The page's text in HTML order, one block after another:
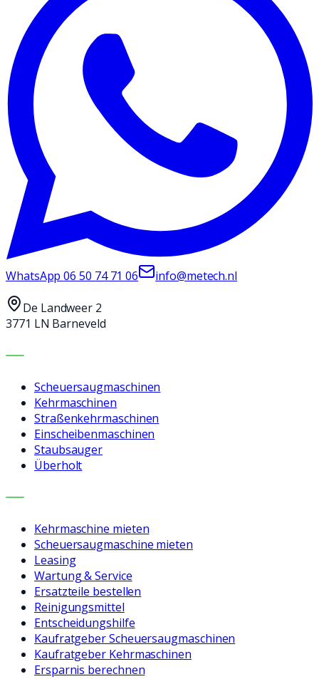
WhatsApp06 50 74 71 06 info@metech.nl
De Landweer 2
3771 LN Barneveld
MASCHINEN
Scheuersaugmaschinen
Kehrmaschinen
Straßenkehrmaschinen
Einscheibenmaschinen
Staubsauger
Überholt
LEISTUNGEN
Kehrmaschine mieten
Scheuersaugmaschine mieten
Leasing
Wartung & Service
Ersatzteile bestellen
Reinigungsmittel
Entscheidungshilfe
Kaufratgeber Scheuersaugmaschinen
Kaufratgeber Kehrmaschinen
Ersparnis berechnen